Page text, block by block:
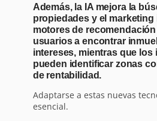
Además, la IA mejora la
propiedades y el
motores de
usuarios a encontrar
intereses, mientras que
pueden identificar zonas
de rentabilidad.
Adaptarse a estas nuevas
esencial.